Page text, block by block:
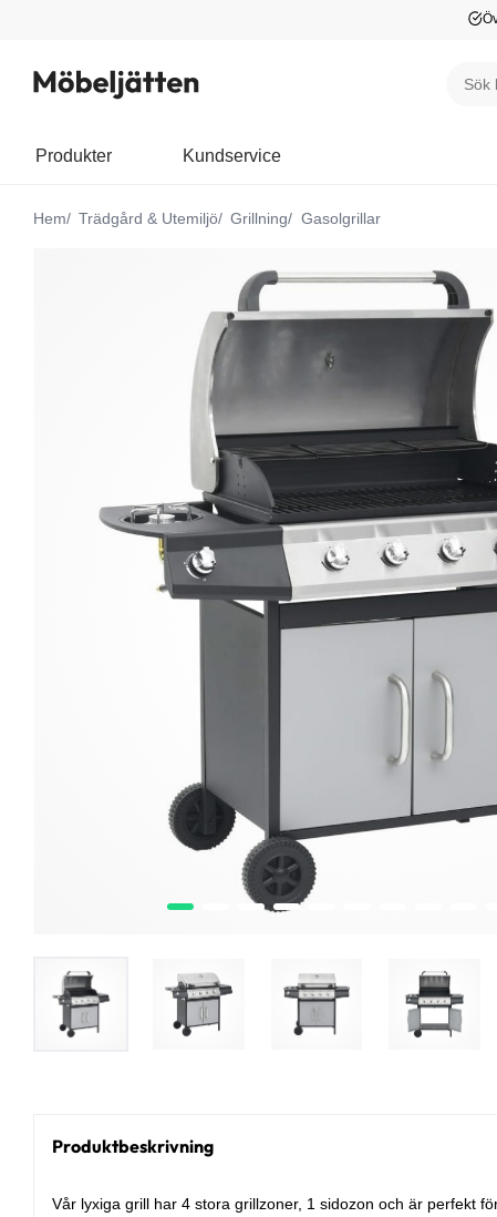
Produkter Kundservice
Hem Trädgård & Utemiljö Grillning Gasolgrillar
Produktbeskrivning
Vår lyxiga grill har 4 stora grillzoner, 1 sidozon och är perfekt